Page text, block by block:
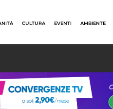
CULTURA EVENTI AMBIENTE